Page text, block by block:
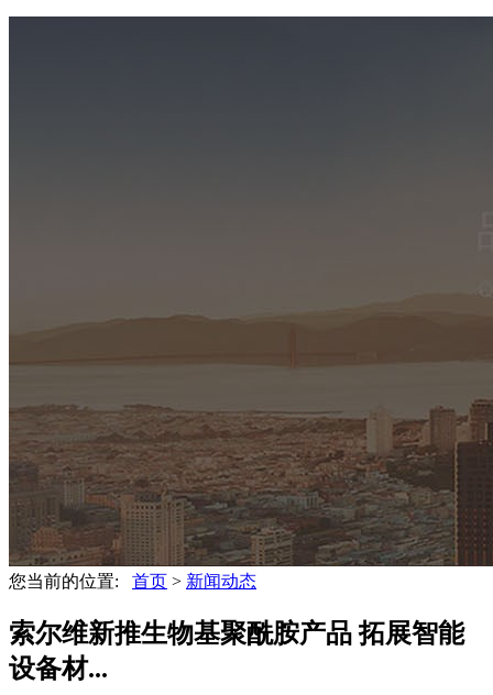
您当前的位置: 首页 > 新闻动态
索尔维新推生物基聚酰胺产品 拓展智能
设备材...